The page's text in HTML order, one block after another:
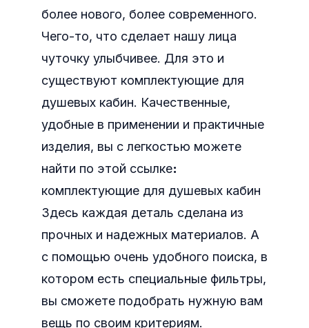
более нового, более современного.
Чего-то, что сделает нашу лица
чуточку улыбчивее. Для это и
существуют комплектующие для
душевых кабин. Качественные,
удобные в применении и практичные
изделия, вы с легкостью можете
найти по этой ссылке:
комплектующие для душевых кабин
Здесь каждая деталь сделана из
прочных и надежных материалов. А
с помощью очень удобного поиска, в
котором есть специальные фильтры,
вы сможете подобрать нужную вам
вещь по своим критериям.